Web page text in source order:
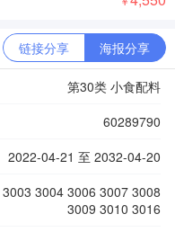
链接分享 海报分享
第30类 小食配料
60289790
2022-04-21 至 2032-04-20
3004 3006 3007 3008
3009 3010 3016